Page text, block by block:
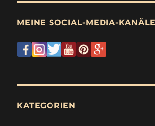
MEINE SOCIAL-MEDIA-KANÄLE
KATEGORIEN